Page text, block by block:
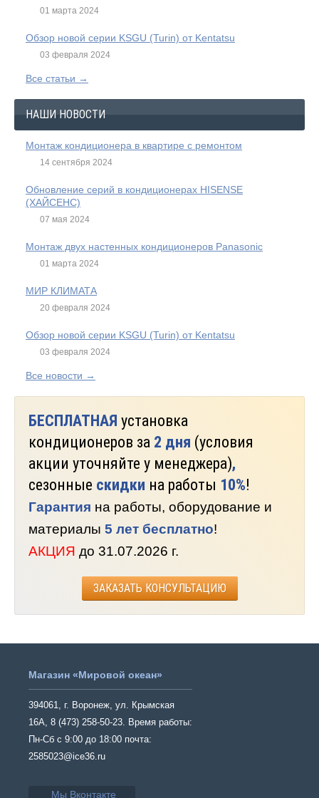
01 марта 2024
Обзор новой серии KSGU (Turin) от Kentatsu
03 февраля 2024
Все статьи →
НАШИ НОВОСТИ
Монтаж кондиционера в квартире с ремонтом
14 сентября 2024
Обновление серий в кондиционерах HISENSE
(ХАЙСЕНС)
07 мая 2024
Монтаж двух настенных кондиционеров Panasonic
01 марта 2024
МИР КЛИМАТА
20 февраля 2024
Обзор новой серии KSGU (Turin) от Kentatsu
03 февраля 2024
Все новости →
БЕСПЛАТНАЯ установка
кондиционеров за 2 дня (условия
акции уточняйте у менеджера),
сезонные скидки на работы 10%!
Гарантия на работы, оборудование и
материалы 5 лет бесплатно!
АКЦИЯ до 31.07.2026 г.
ЗАКАЗАТЬ КОНСУЛЬТАЦИЮ
Магазин «Мировой океан»
394061, г. Воронеж, ул. Крымская
16А, 8 (473) 258-50-23. Время работы:
Пн-Сб с 9:00 до 18:00 почта:
2585023@ice36.ru
Мы Вконтакте